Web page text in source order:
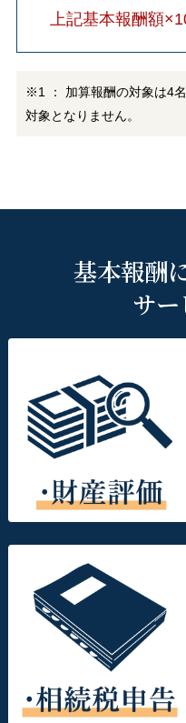
上記基本報酬額
※1 ： 加算報酬の対象は4
対象となりません。
基本報酬
サ